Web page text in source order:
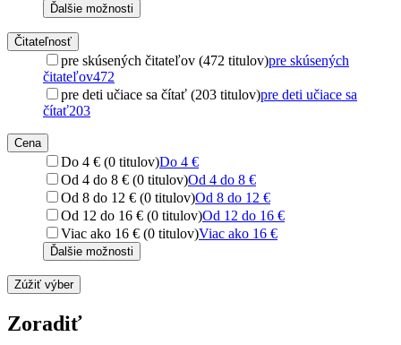
Ďalšie možnosti
Čitateľnosť
pre skúsených čitateľov (472 titulov)pre skúsených
čitateľov472
pre deti učiace sa čítať (203 titulov)pre deti učiace sa
čítať203
Cena
Do 4 € (0 titulov)Do 4 €
Od 4 do 8 € (0 titulov)Od 4 do 8 €
Od 8 do 12 € (0 titulov)Od 8 do 12 €
Od 12 do 16 € (0 titulov)Od 12 do 16 €
Viac ako 16 € (0 titulov)Viac ako 16 €
Ďalšie možnosti
Zúžiť výber
Zoradiť